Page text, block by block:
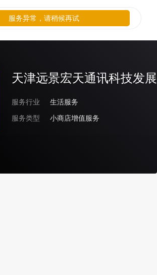
天津远景宏天通讯科技发
服务行业
生活服务
服务类型
小商店增值服务
服务异常，请稍候再试